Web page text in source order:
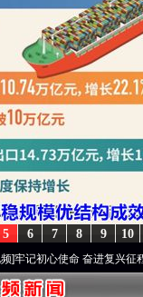
10
9
8
7
6
5
奋进复兴征程丨“转折之城”